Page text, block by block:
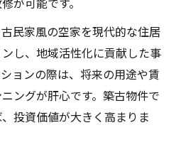
民家風の空家を現代的な住居
し、地域活性化に貢献した事
ョンの際は、将来の用途や賃
ングが肝心です。築古物件で
投資価値が大きく高まりま